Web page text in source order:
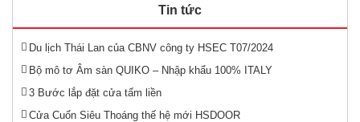
Tin tức
Du lịch Thái Lan của CBNV công ty HSEC T07/2024
Bộ mô tơ Âm sàn QUIKO – Nhập khẩu 100% ITALY
3 Bước lắp đặt cửa tấm liền
Cửa Cuốn Siêu Thoáng thế hệ mới HSDOOR